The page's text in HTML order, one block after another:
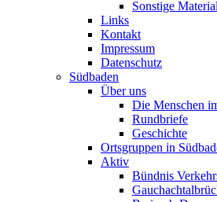
Sonstige
Links
Kontakt
Impressum
Datenschutz
Südbaden
Über uns
Die Menschen
Rundbriefe
Geschichte
Ortsgruppen in
Aktiv
Bündnis